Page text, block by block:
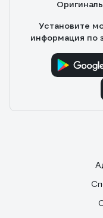
Установите
информация по